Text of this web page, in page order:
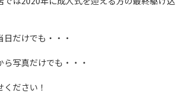
だけでも・・・
写真だけでも・・・
ださい！